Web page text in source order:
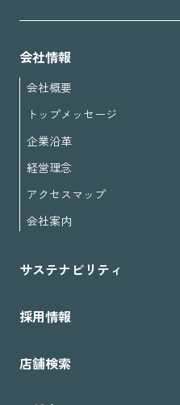
会社情報
会社概要
トップメッセージ
企業沿革
経営理念
アクセスマップ
会社案内
サステナビリティ
採用情報
店舗検索